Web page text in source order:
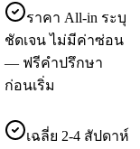
ราคา All-in ระบุ
ชัดเจน ไม่มีค่าซ่อน
— ฟรีคำปรึกษา
ก่อนเริ่ม
เฉลี่ย 2-4 สัปดาห์